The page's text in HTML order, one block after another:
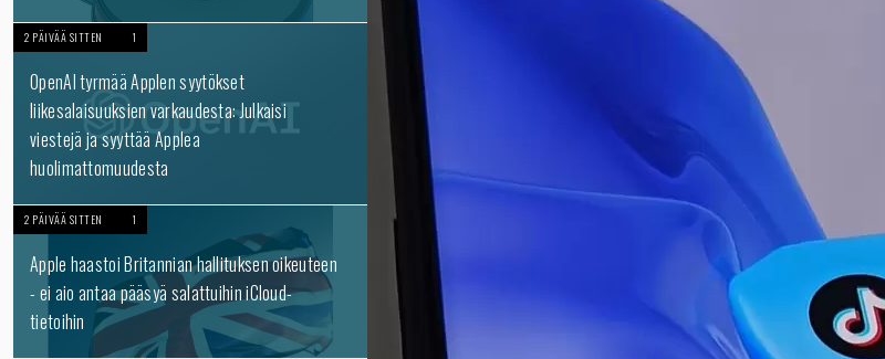
2 PÄIVÄÄ SITTEN 1
OpenAI tyrmää Applen syytökset
liikesalaisuuksien varkaudesta: Julkaisi
viestejä ja syyttää Applea
huolimattomuudesta
2 PÄIVÄÄ SITTEN 1
Apple haastoi Britannian hallituksen oikeuteen
- ei aio antaa pääsyä salattuihin iCloud-
tietoihin